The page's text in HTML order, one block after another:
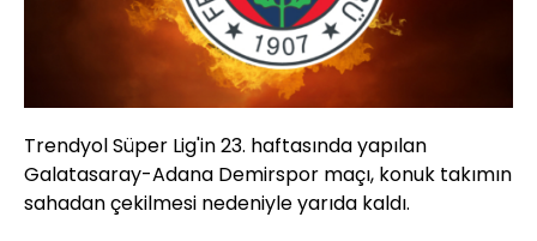
Trendyol Süper Lig'in 23. haftasında yapılan
Galatasaray-Adana Demirspor maçı, konuk takımın
sahadan çekilmesi nedeniyle yarıda kaldı.